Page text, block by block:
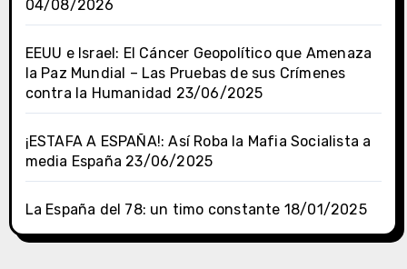
04/08/2026
EEUU e Israel: El Cáncer Geopolítico que Amenaza
la Paz Mundial – Las Pruebas de sus Crímenes
contra la Humanidad 23/06/2025
¡ESTAFA A ESPAÑA!: Así Roba la Mafia Socialista a
media España 23/06/2025
La España del 78: un timo constante 18/01/2025